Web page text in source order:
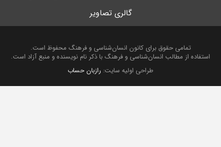
گالری تصاویر
تمامی حقوق برای کانون انسان‌شناسی و فرهنگ محفوظ است.
استفاده از مطالب انسان‌شناسی و فرهنگ با ذکر نام نویسنده و منبع آزاد است.
طراحی اولیه سایت:رازبان حساب